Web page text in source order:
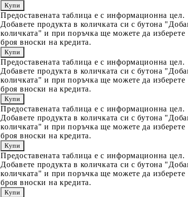
Предоставената таблица е с информационна цел.
Добавете продукта в количката си с бутона
количката" и при поръчка ще можете да изберете
броя вноски на кредита.
Предоставената таблица е с информационна цел.
Добавете продукта в количката си с бутона
количката" и при поръчка ще можете да изберете
броя вноски на кредита.
Предоставената таблица е с информационна цел.
Добавете продукта в количката си с бутона
количката" и при поръчка ще можете да изберете
броя вноски на кредита.
Предоставената таблица е с информационна цел.
Добавете продукта в количката си с бутона
количката" и при поръчка ще можете да изберете
броя вноски на кредита.